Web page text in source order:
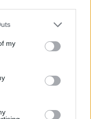
mytapis
, afin qu’il